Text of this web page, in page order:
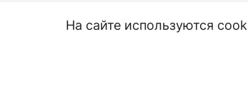
На сайте используются